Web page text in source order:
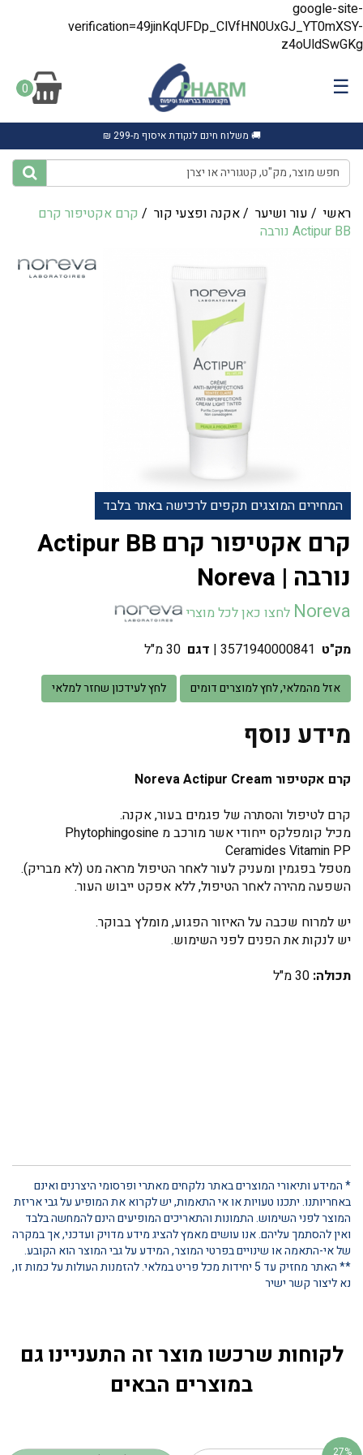
google-site-
verification=49jinKqUFDp_ClVfHN0UxGJ_YT0mXSY-
z4oUldSwGKg
☰
0
🚚 משלוח חינם לנקודת איסוף מ-299 ₪
ראשי / עור ושיער /אקנה ופצעי קור / קרם אקטיפור קרם
Actipur BB נורבה
המחירים המוצגים תקפים לרכישה באתר בלבד
קרם אקטיפור קרם Actipur BB
נורבה | Noreva
Noreva לחצו כאן לכל מוצרי
מק"ט 3571940000841
| דגם 30 מ"ל
אזל מהמלאי, לחץ למוצרים דומים לחץ לעידכון שחזר למלאי
מידע נוסף
קרם אקטיפור Noreva Actipur Cream
קרם לטיפול והסתרה של פגמים בעור, אקנה.
מכיל קומפלקס ייחודי אשר מורכב מ Phytophingosine
Ceramides Vitamin PP
מטפל בפגמין ומעניק לעור לאחר הטיפול מראה מט (לא מבריק).
השפעה מהירה לאחר הטיפול, ללא אפקט ייבוש העור.
יש למרוח שכבה על האיזור הפגוע, מומלץ בבוקר.
יש לנקות את הפנים לפני השימוש.
תכולה:
* המידע ותיאורי המוצרים באתר נלקחים מאתרי ופרסומי היצרנים ואינם
באחריותנו. יתכנו טעויות או אי התאמות, יש לקרוא את המופיע על גבי אריזת
המוצר לפני השימוש. התמונות והתאריכים המופיעים הינם להמחשה בלבד
ואין להסתמך עליהם. אנו עושים מאמץ להציג מידע מדויק ועדכני, אך במקרה
של אי-התאמה או שינויים בפרטי המוצר, המידע על גבי המוצר הוא הקובע.
** האתר מחזיק עד 5 יחידות מכל פריט במלאי. להזמנות העולות על כמות זו,
נא ליצור קשר ישיר
לקוחות שרכשו מוצר זה התעניינו גם
במוצרים הבאים
27%